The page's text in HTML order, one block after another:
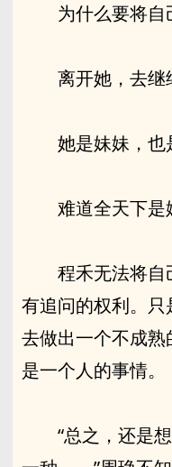
为什么要将自
离开她，去继
她是妹妹，也
难道全天下是
程禾无法将
有追问的权利。
去做出一个不成
是一个人的事情。
“总之，还是